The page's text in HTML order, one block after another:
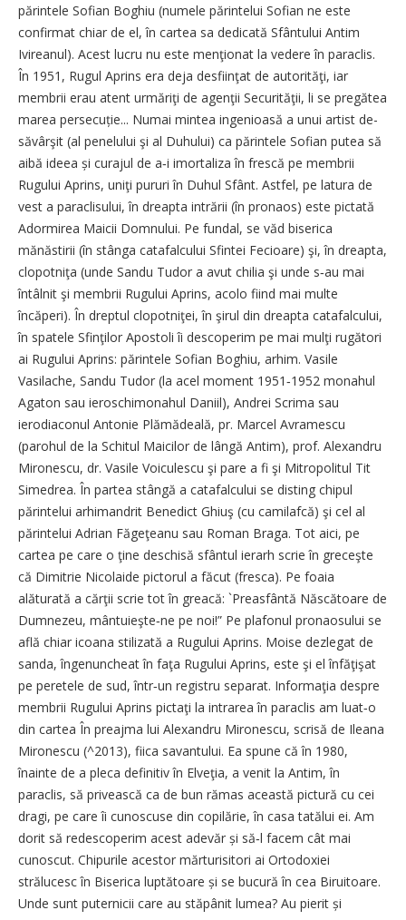
părintele Sofian Boghiu (numele părintelui Sofian ne este
confirmat chiar de el, în cartea sa dedicată Sfântului Antim
Ivireanul). Acest lucru nu este menţionat la vedere în paraclis.
În 1951, Rugul Aprins era deja desfiinţat de autorităţi, iar
membrii erau atent urmăriţi de agenţii Securităţii, li se pregătea
marea persecuție... Numai mintea ingenioasă a unui artist de­
săvârşit (al penelului şi al Duhului) ca părintele Sofian putea să
aibă ideea și curajul de a‑i imortaliza în frescă pe membrii
Rugului Aprins, uniţi pururi în Duhul Sfânt. Astfel, pe latura de
vest a paraclisului, în dreapta intrării (în pronaos) este pictată
Adormirea Maicii Domnului. Pe fundal, se văd biserica
mănăstirii (în stânga catafalcului Sfintei Fecioare) şi, în dreapta,
clopotniţa (unde Sandu Tudor a avut chilia şi unde s‑au mai
întâlnit şi membrii Rugului Aprins, acolo fiind mai multe
încăperi). În dreptul clopotniţei, în şirul din dreapta catafalcului,
în spatele Sfinţilor Apostoli îi descoperim pe mai mulţi rugători
ai Rugului Aprins: părintele Sofian Boghiu, arhim. Vasile
Vasilache, Sandu Tudor (la acel moment 1951‑1952 monahul
Agaton sau ieroschimonahul Daniil), Andrei Scrima sau
ierodiaconul Antonie Plămădeală, pr. Marcel Avramescu
(parohul de la Schitul Maicilor de lângă Antim), prof. Alexandru
Mironescu, dr. Vasile Voiculescu şi pare a fi şi Mitropolitul Tit
Simedrea. În partea stângă a catafalcului se disting chipul
părintelui arhimandrit Benedict Ghiuş (cu camilafcă) şi cel al
părintelui Adrian Făgeţeanu sau Roman Braga. Tot aici, pe
cartea pe care o ţine deschisă sfântul ierarh scrie în greceşte
că Dimitrie Nicolaide pictorul a făcut (fresca). Pe foaia
alăturată a cărţii scrie tot în greacă: `Preasfântă Născătoare de
Dumnezeu, mântuieşte‑ne pe noi!” Pe plafonul pronaosului se
află chiar icoana stilizată a Rugului Aprins. Moise dezlegat de
sanda, îngenuncheat în faţa Rugului Aprins, este şi el înfăţişat
pe peretele de sud, într‑un registru separat. Informaţia despre
membrii Rugului Aprins pictaţi la intrarea în paraclis am luat‑o
din cartea În preajma lui Alexandru Mironescu, scrisă de Ileana
Mironescu (^2013), fiica savantului. Ea spune că în 1980,
înainte de a pleca definitiv în Elveţia, a venit la Antim, în
paraclis, să privească ca de bun rămas această pictură cu cei
dragi, pe care îi cunoscuse din copilărie, în casa tatălui ei. Am
dorit să redescoperim acest adevăr și să‑l facem cât mai
cunoscut. Chipurile acestor mărturisitori ai Ortodoxiei
strălucesc în Biserica luptătoare și se bucură în cea Biruitoare.
Unde sunt puternicii care au stăpânit lumea? Au pierit și